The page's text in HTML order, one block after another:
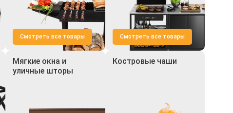
Смотреть все товары Смотреть все товары
Мягкие окна и
уличные шторы
Костровые чаши